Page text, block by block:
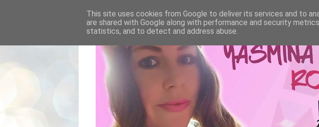
This site uses cookies from Google to deliver its services and to
are shared with Google along with performance and security
statistics, and to detect and address abuse.